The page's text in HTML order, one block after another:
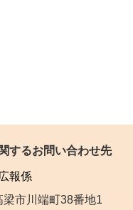
するお問い合わせ先
報係
梁市川端町38番地1